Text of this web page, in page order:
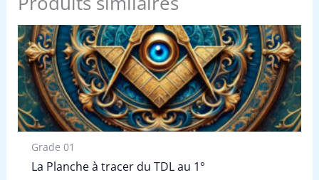
Grade 01
La Planche à tracer du TDL au 1°